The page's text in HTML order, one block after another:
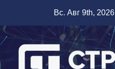
содержимому
Вс. Авг 9th, 2026